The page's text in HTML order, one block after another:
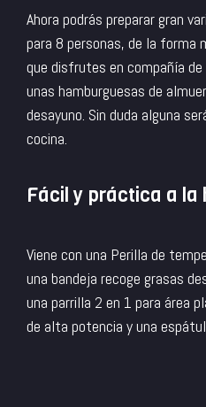
Ahora podrás preparar gran
para 8 personas, de la forma
que disfrutes en compañía
unas hamburguesas de
desayuno. Sin duda alguna
cocina.
Fácil y práctica a la
Viene con una Perilla de
una bandeja recoge grasas
una parrilla 2 en 1 para área
de alta potencia y una